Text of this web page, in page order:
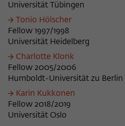
Universität Tübingen
Tonio Hölscher
Fellow 1997/1998
Universität Heidelberg
Charlotte Klonk
Fellow 2005/2006
Humboldt-Universität zu Berlin
Karin Kukkonen
Fellow 2018/2019
Universität Oslo